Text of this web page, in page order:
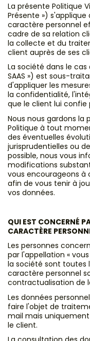
La présente Politique
Présente »)
caractère personnel
cadre de sa relation
la collecte et du
client auprès de ses
La société dans le cas
SAAS ») est sous-
d'appliquer les
la confidentialité,
que le client lui confie
Nous nous gardons la
Politique à tout
des éventuelles
jurisprudentielles ou
possible, nous vous
modifications
vous encourageons à
afin de vous tenir à
vos données.
QUI EST CONCERNÉ
CARACTÈRE
Les personnes
par l'appellation «
la société sont toutes
caractère personnel
contractualisation de
Les données
faire l'objet de
mail mais
le client.